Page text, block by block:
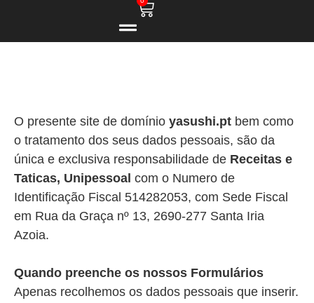
O presente site de domínio yasushi.pt bem como
o tratamento dos seus dados pessoais, são da
única e exclusiva responsabilidade de Receitas e
Taticas, Unipessoal com o Numero de
Identificação Fiscal 514282053, com Sede Fiscal
em Rua da Graça nº 13, 2690-277 Santa Iria
Azoia.
Quando preenche os nossos Formulários
Apenas recolhemos os dados pessoais que inserir.